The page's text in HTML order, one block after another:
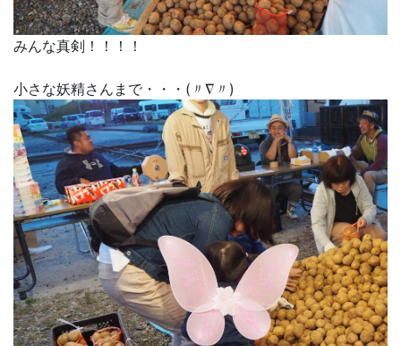
みんな真剣！！！！
小さな妖精さんまで・・・(〃∇〃)